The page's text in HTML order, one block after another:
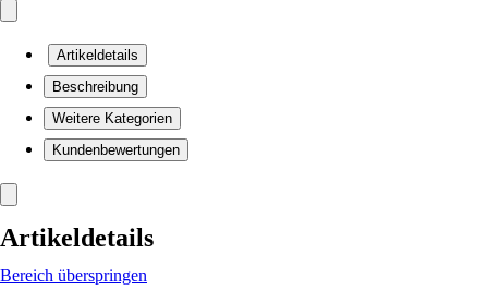
Artikeldetails
Beschreibung
Weitere Kategorien
Kundenbewertungen
Artikeldetails
Bereich überspringen